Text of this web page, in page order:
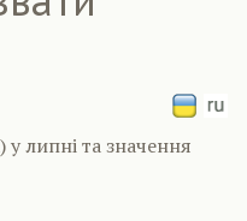
липні та значення